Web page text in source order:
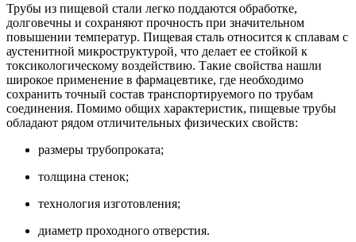
Трубы из пищевой стали легко поддаются обработке,
долговечны и сохраняют прочность при значительном
повышении температур. Пищевая сталь относится к сплавам с
аустенитной микроструктурой, что делает ее стойкой к
токсикологическому воздействию. Такие свойства нашли
широкое применение в фармацевтике, где необходимо
сохранить точный состав транспортируемого по трубам
соединения. Помимо общих характеристик, пищевые трубы
обладают рядом отличительных физических свойств:
размеры трубопроката;
толщина стенок;
технология изготовления;
диаметр проходного отверстия.